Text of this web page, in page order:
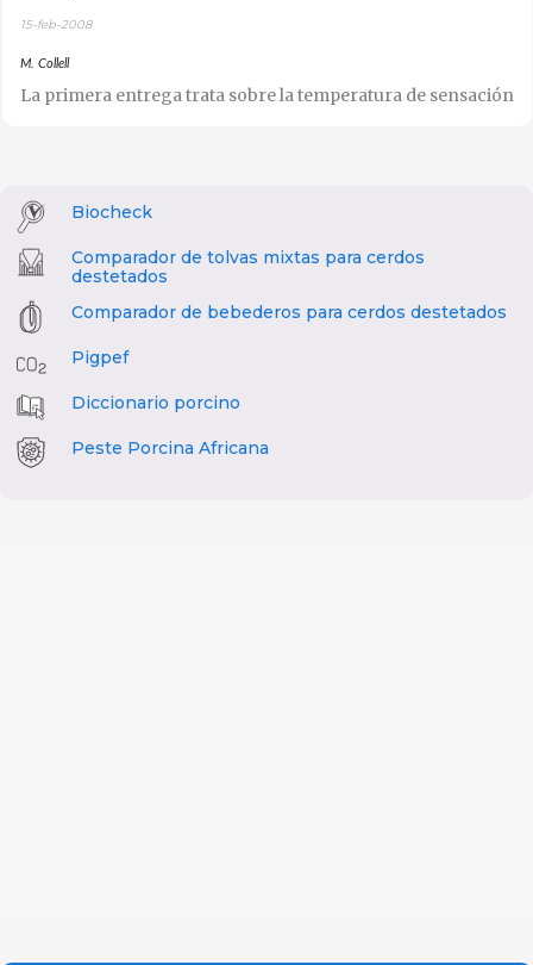
15-feb-2008
M. Collell
La primera entrega trata sobre la temperatura de sensación
Biocheck
Comparador de tolvas mixtas para cerdos
destetados
Comparador de bebederos para cerdos destetados
Pigpef
Diccionario porcino
Peste Porcina Africana